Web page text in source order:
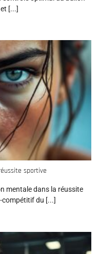
[...]
sportive
mentale dans la réussite
compétitif du [...]